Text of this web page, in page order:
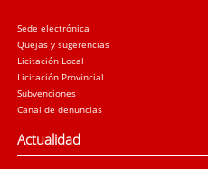
Sede electrónica
Quejas y sugerencias
Licitación Local
Licitación Provincial
Subvenciones
Canal de denuncias
Actualidad